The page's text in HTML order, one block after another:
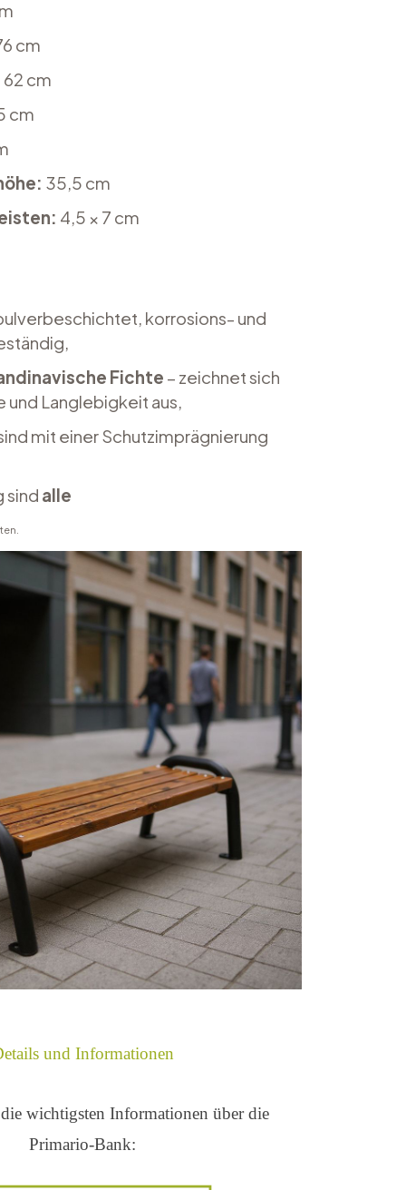
cm
62 cm
cm
35,5 cm
4,5 × 7 cm
korrosions- und
Fichte – zeichnet sich
und Langlebigkeit aus,
mit einer Schutzimprägnierung
sind alle
und Informationen
wichtigsten Informationen über die
Primario-Bank: